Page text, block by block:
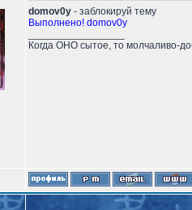
domov0y - заблокируй тему
Выполнено! domov0y
Когда ОНО сытое, то молчаливо-